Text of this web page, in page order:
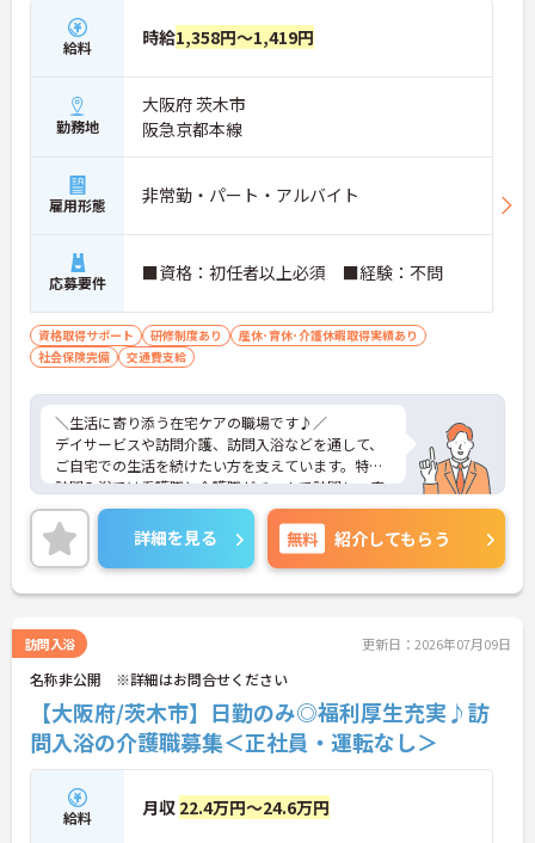
■ 未経験でも安心の成長サポート
段階的に学べる環境が整っています。
・専任トレーナーによるマンツーマン指導
・入社3ヶ月後のフォロー面談あり
・動画研修＋OJTで基礎から習得可能
→ 初めてでも安心してスタートできます
■ 家庭と両立しやすい柔軟環境
・急なお休みも相談しやすい環境
・産休・育休や看護休暇制度あり
・事前のシフト希望で予定調整OK
→ 長く安心して働ける職場です
■ チームで支える訪問体制
一人で抱え込まない安心の仕組みです。
・看護職＋介護職の3名体制で訪問
・1件約45分の訪問で流れが明確
・職種間で連携しながら対応
給料 時給1,358円～1,419円
勤務地
大阪府 茨木市
阪急京都本線
雇用形態 非常勤・パート・アルバイト
応募要件 ■資格：初任者以上必須 ■経験：不問
資格取得サポート 研修制度あり
産休･育休･介護休暇取得実績あり
社会保険完備
交通費支給
＼生活に寄り添う在宅ケアの職場です♪／
デイサービスや訪問介護、訪問入浴などを通して、
ご自宅での生活を続けたい方を支えています。特に
訪問入浴では看護職と介護職がチームで訪問し、安
全面と生活支援の両方をしっかりサポート。日勤中
心で働きやすく、研修やフォロー体制も整っている
ため、在宅分野が初めての方でも安心してスタート
できる環境です。地域の医療・介護をつなぐ存在と
して、安定して長く働ける点も魅力です。
■ 日勤のみで安定ライフ♪
生活リズムを整えやすい勤務環境です。
・「8:30～17:30の固定時間帯」で夜勤なし
・「日曜固定休」で予定が立てやすい
・週1日～相談可能で柔軟に働ける
→ 無理なく続けられる働き方が叶います
■ 未経験でも安心の成長サポート
詳細を見る 無料 紹介してもらう
訪問入浴 更新日：2026年07月09日
名称非公開 ※詳細はお問合せください
【大阪府/茨木市】日勤のみ◎福利厚生充実♪訪
問入浴の介護職募集＜正社員・運転なし＞
給料 月収 22.4万円～24.6万円